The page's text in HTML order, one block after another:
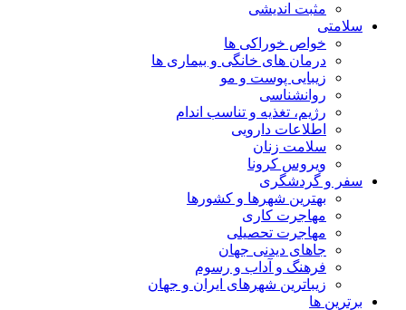
مثبت اندیشی
سلامتی
خواص خوراکی ها
درمان های خانگی و بیماری ها
زیبایی پوست و مو
روانشناسی
رژیم، تغذیه و تناسب اندام
اطلاعات دارویی
سلامت زنان
ویروس کرونا
سفر و گردشگری
بهترین شهرها و کشورها
مهاجرت کاری
مهاجرت تحصیلی
جاهای دیدنی جهان
فرهنگ و آداب و رسوم
زیباترین شهرهای ایران و جهان
برترین ها